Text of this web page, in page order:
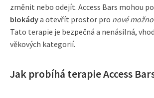
změnit nebo odejít. Access Bars mohou
blokádya otevřít prostor pro nové
Tato terapie je bezpečná a nenásilná,
věkových kategorií.
Jak probíhá terapie Access